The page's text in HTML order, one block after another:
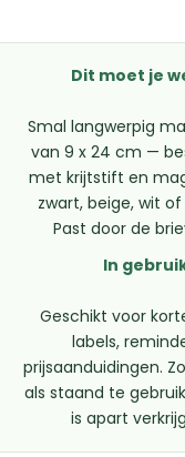
Dit moet je
Smal langwerpig
van 9 x 24 cm —
met krijtstift en
zwart, beige, wit of
Past door de
In
Geschikt voor
labels,
prijsaanduidingen.
als staand te
is apart